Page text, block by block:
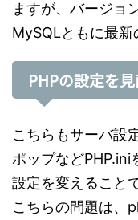
ますが、バージョ
MySQLともに最新
PHPの設定を
こちらもサーバ設
ポップなどPHP.ini
設定を変えること
こちらの問題は、